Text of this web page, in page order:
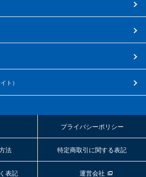
ト ）
プライバシーポリシー
法 特定商取引に関する表記
表記 運営会社